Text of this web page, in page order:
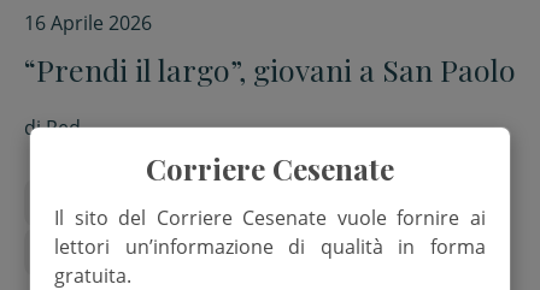
16 Aprile 2026
“Prendi il largo”, giovani a San Paolo
diRed.
Prendi il largo!
Corriere Cesenate
Il sito del Corriere Cesenate vuole fornire ai
lettori un’informazione di qualità in forma
gratuita.